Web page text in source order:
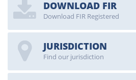
DOWNLOAD FIR
Download FIR Registered
JURISDICTION
Find our jurisdiction